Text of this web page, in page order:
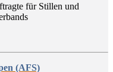
für Stillen und
(AFS)